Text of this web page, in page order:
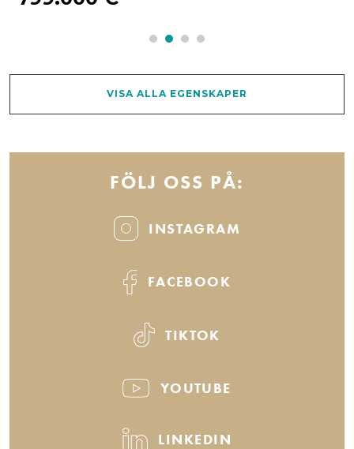
VISA ALLA EGENSKAPER
FÖLJ OSS PÅ:
INSTAGRAM
FACEBOOK
TIKTOK
YOUTUBE
LINKEDIN